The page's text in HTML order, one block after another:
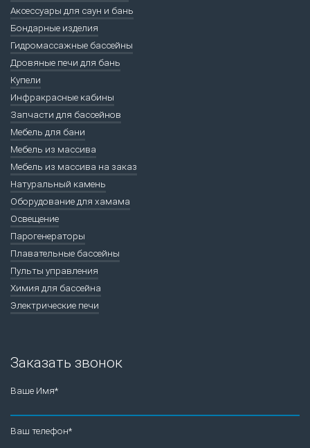
Аксессуары для саун и бань
Бондарные изделия
Гидромассажные бассейны
Дровяные печи для бань
Купели
Инфракрасные кабины
Запчасти для бассейнов
Мебель для бани
Мебель из массива
Мебель из массива на заказ
Натуральный камень
Оборудование для хамама
Освещение
Парогенераторы
Плавательные бассейны
Пульты управления
Химия для бассейна
Электрические печи
Заказать звонок
Ваше Имя*
Ваш телефон*